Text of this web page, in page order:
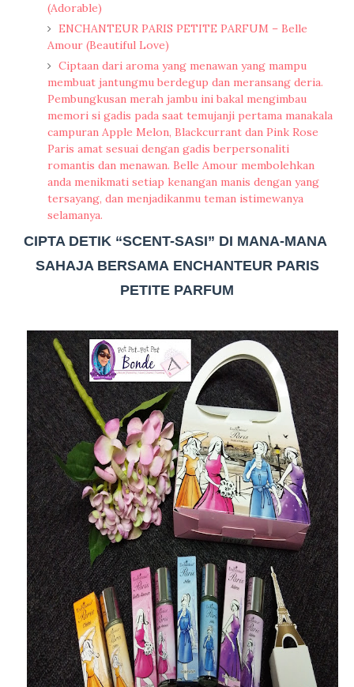
(Adorable)
ENCHANTEUR PARIS PETITE PARFUM – Belle
Amour (Beautiful Love)
Ciptaan dari aroma yang menawan yang mampu
membuat jantungmu berdegup dan meransang deria.
Pembungkusan merah jambu ini bakal mengimbau
memori si gadis pada saat temujanji pertama manakala
campuran Apple Melon, Blackcurrant dan Pink Rose
Paris amat sesuai dengan gadis berpersonaliti
romantis dan menawan. Belle Amour membolehkan
anda menikmati setiap kenangan manis dengan yang
tersayang, dan menjadikanmu teman istimewanya
selamanya.
CIPTA DETIK “SCENT-SASI” DI MANA-MANA
SAHAJA BERSAMA ENCHANTEUR PARIS
PETITE PARFUM